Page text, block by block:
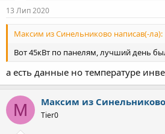
13 Лип 2020
Максим из Синельниково написав(-ла):
Вот 45кВт по панелям, лучший день
а есть данные но температуре
М Максим из Синельниково
Tier0